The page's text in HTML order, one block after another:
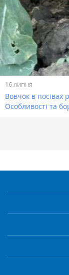
16 липня
Вовчок в посівах
Особливості та